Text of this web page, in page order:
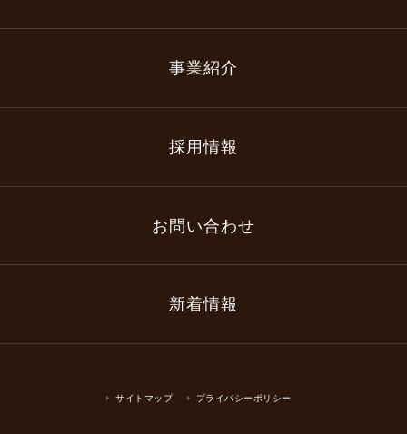
事業紹介
採用情報
お問い合わせ
新着情報
サイトマップ プライバシーポリシー